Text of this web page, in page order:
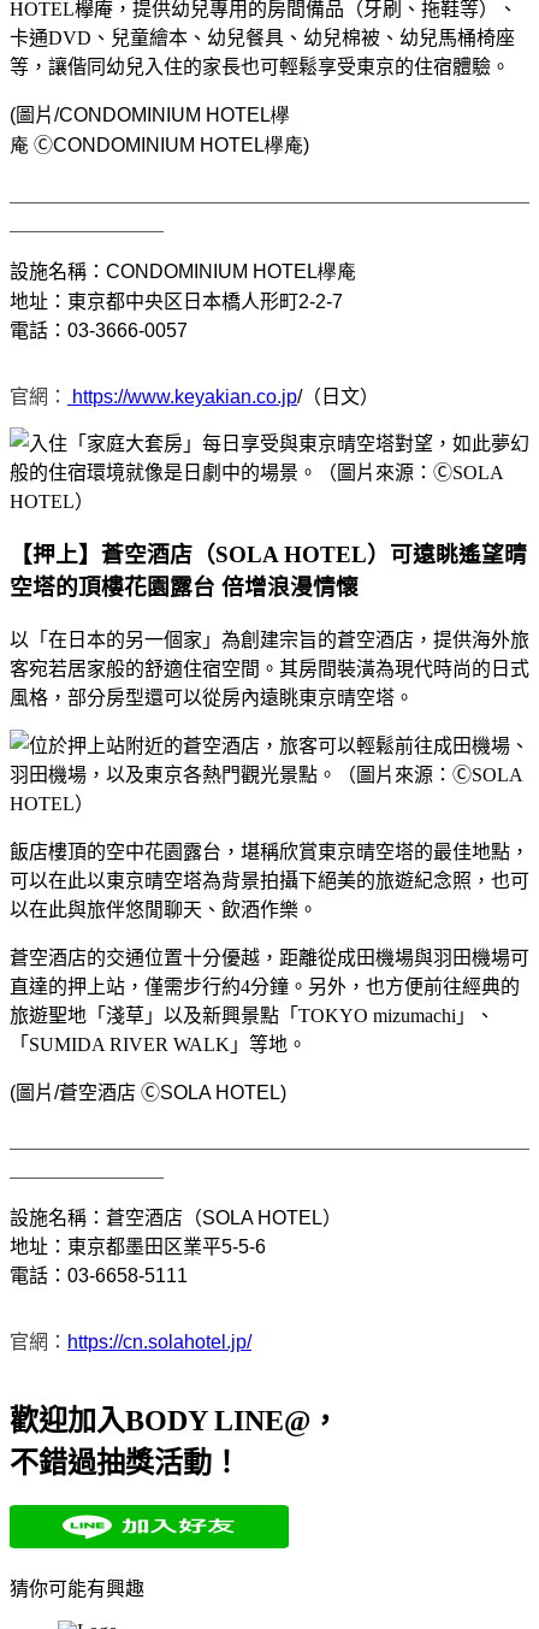
HOTEL欅庵，提供幼兒專用的房間備品（牙刷、拖鞋等）、
卡通DVD、兒童繪本、幼兒餐具、幼兒棉被、幼兒馬桶椅座
等，讓偕同幼兒入住的家長也可輕鬆享受東京的住宿體驗。
(圖片/CONDOMINIUM HOTEL欅
庵 ⒸCONDOMINIUM HOTEL欅庵)
設施名稱： CONDOMINIUM HOTEL欅庵
地址：東京都中央区日本橋人形町2-2-7
電話：03-3666-0057
官網： https://www.keyakian.co.jp/（日文）
【押上】蒼空酒店（SOLA HOTEL）可遠眺遙望晴
空塔的頂樓花園露台 倍增浪漫情懷
以「在日本的另一個家」為創建宗旨的蒼空酒店， 提供海外旅
客宛若居家般的舒適住宿空間。 其房間裝潢為現代時尚的日式
風格， 部分房型還可以從房內遠眺東京晴空塔。
飯店樓頂的空中花園露台，堪稱欣賞東京晴空塔的最佳地點，
可以在此以東京晴空塔為背景拍攝下絕美的旅遊紀念照，也可
以在此與旅伴悠閒聊天、飲酒作樂。
蒼空酒店的交通位置十分優越，距離從成田機場與羽田機場可
直達的押上站，僅需步行約4分鐘。另外，也方便前往經典的
旅遊聖地「淺草」以及新興景點「TOKYO mizumachi」、
「SUMIDA RIVER WALK」等地。
(圖片/蒼空酒店 ⒸSOLA HOTEL)
設施名稱：蒼空酒店（SOLA HOTEL）
地址：東京都墨田区業平5-5-6
電話：03-6658-5111
官網： https://cn.solahotel.jp/
歡迎加入BODY LINE@，
不錯過抽獎活動！
猜你可能有興趣